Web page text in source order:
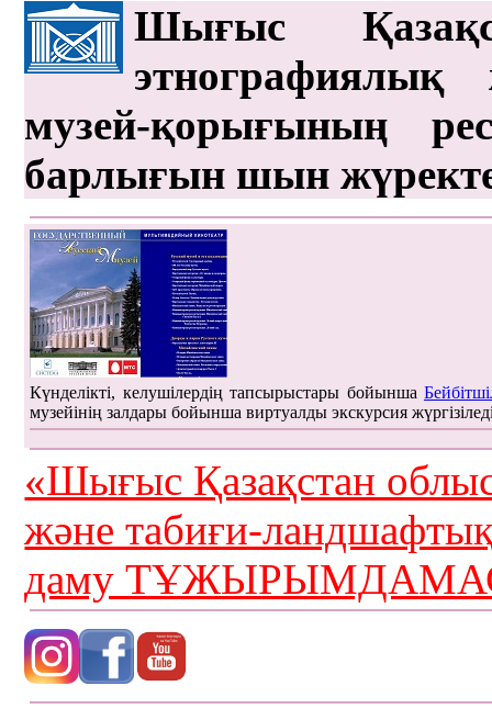
Шығыс
этнографиялық
музей-қорығының
барлығын шын
Күнделікті, келушілердің тапсырыстары бойынша
музейінің залдары бойынша виртуалды экскурсия
«Шығыс Қазақстан
және табиғи-
даму